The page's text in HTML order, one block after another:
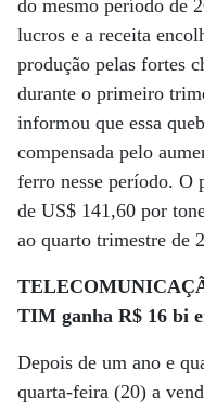
do mesmo período de
lucros e a receita
produção pelas fortes
durante o primeiro
informou que essa
compensada pelo
ferro nesse período. O
de US$ 141,60 por
ao quarto trimestre de
TIM ganha R$ 16 bi
Depois de um ano e
quarta-feira (20) a